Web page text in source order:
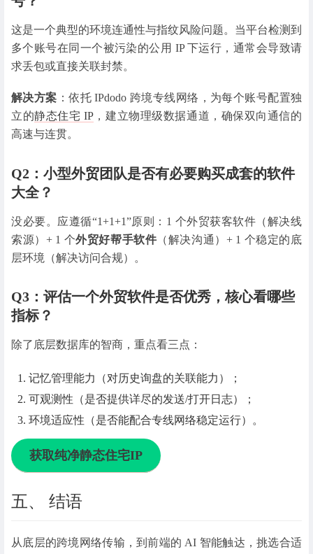
这是一个典型的环境连通性与指纹风险问题。当平台检测到
多个账号在同一个被污染的公用 IP 下运行，通常会导致请
求丢包或直接关联封禁。
解决方案 ：依托 IPdodo 跨境专线网络，为每个账号配置独
立的静态住宅 IP，建立物理级数据通道，确保双向通信的
高速与连贯。
Q2：小型外贸团队是否有必要购买成套的软件
大全？
没必要。应遵循“1+1+1”原则：1 个外贸获客软件（解决线
索源）+ 1 个外贸好帮手软件（解决沟通）+ 1 个稳定的底
层环境（解决访问合规）。
Q3：评估一个外贸软件是否优秀，核心看哪些
指标？
除了底层数据库的智商，重点看三点：
记忆管理能力
（对历史询盘的关联能力）；
可观测性 （是否提供详尽的发送/打开日志）；
环境适应性 （是否能配合专线网络稳定运行）。
获取纯净静态住宅IP
五、 结语
从底层的跨境网络传输，到前端的 AI 智能触达，挑选合适